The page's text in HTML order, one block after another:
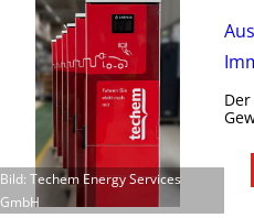
Bild: Techem Energy Services
GmbH